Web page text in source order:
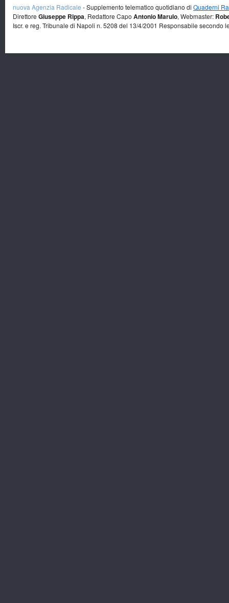
nuova Agenzia Radicale - Supplemento telematico quotidiano di Quaderni
Direttore Giuseppe Rippa, Redattore Capo Antonio Marulo, Webmaster:
Iscr. e reg. Tribunale di Napoli n. 5208 del 13/4/2001 Responsabile secondo